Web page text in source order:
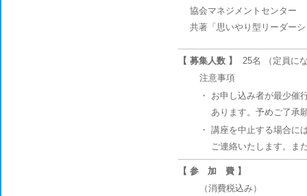
協会マネジメントセンター
共著「思いやり型リーダー
【 募集人数 】 25名 （定員に
注意事項
・
お申し込み者が最少催
あります。予めご了承
・ 講座を中止する場合に
ご連絡いたします。ま
【 参 加 費 】
（消費税込み）